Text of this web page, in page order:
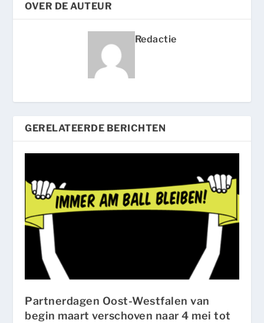
OVER DE AUTEUR
Redactie
GERELATEERDE BERICHTEN
Partnerdagen Oost-Westfalen van
begin maart verschoven naar 4 mei tot